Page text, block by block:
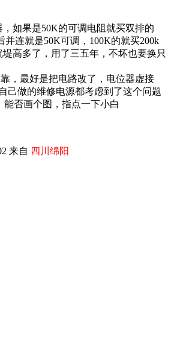
如果是50K的可调电阻就买双排的
并连就是50K可调，100K的就买200k
高多了，用了三五年，不坏也要换只
，最好是把电路改了，电位器虚接
己做的维修电源都考虑到了这个问题
能否画个图，指点一下小白
来自 四川绵阳